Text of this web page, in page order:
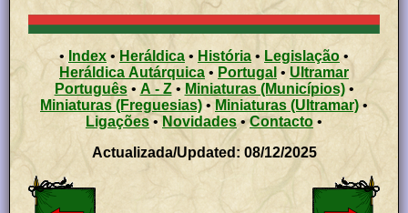
• Index • Heráldica • História • Legislação •
Heráldica Autárquica • Portugal • Ultramar
Português• A - Z• Miniaturas (Municípios)•
Miniaturas (Freguesias) • Miniaturas (Ultramar)•
Ligações •Novidades•Contacto •
Actualizada/Updated: 08/12/2025